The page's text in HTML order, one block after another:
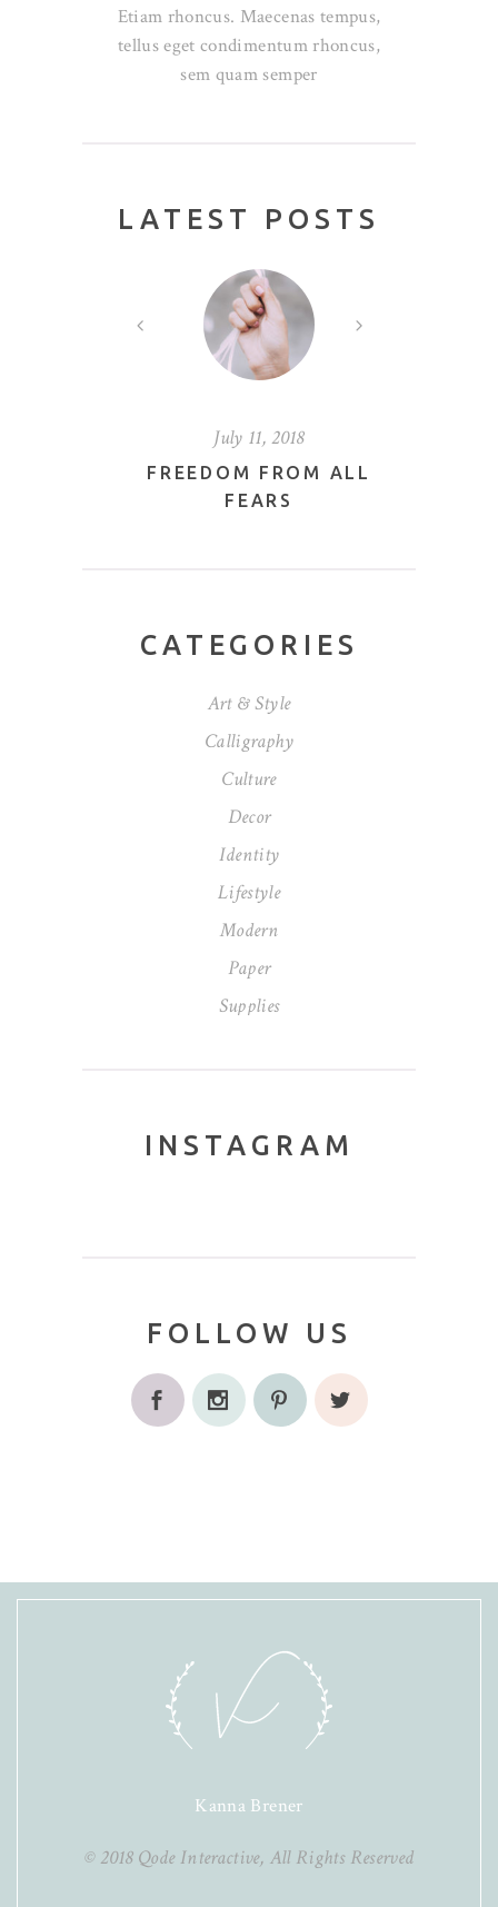
Etiam rhoncus. Maecenas tempus,
tellus eget condimentum rhoncus,
sem quam semper
LATEST POSTS
July 11, 2018
FREEDOM FROM ALL
FEARS
CATEGORIES
Art & Style
Calligraphy
Culture
Decor
Identity
Lifestyle
Modern
Paper
Supplies
INSTAGRAM
FOLLOW US
Kanna Brener
© 2018 Qode Interactive, All Rights Reserved